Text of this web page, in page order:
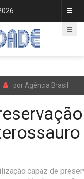
por Agência Brasil
capaz de